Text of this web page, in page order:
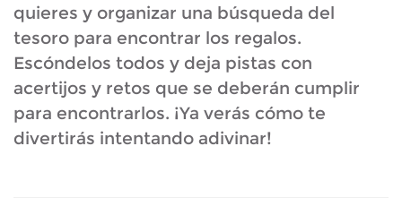
quieres y organizar una búsqueda del
tesoro para encontrar los regalos.
Escóndelos todos y deja pistas con
acertijos y retos que se deberán cumplir
para encontrarlos. ¡Ya verás cómo te
divertirás intentando adivinar!